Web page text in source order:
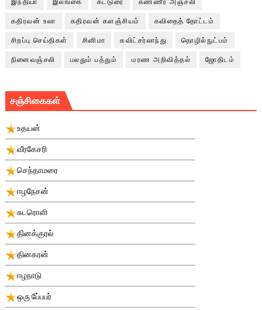
கதிரவன் உலா கதிரவன் களஞ்சியம் கவிதைத் தோட்டம்
சிறப்பு செய்திகள் சினிமா சுவிட்சர்லாந்து தொழில்நுட்பம்
நினைவஞ்சலி பலதும் பத்தும் மரண அறிவித்தல் ஜோதிடம்
சஞ்சிகைகள்
உதயன்
வீரகேசரி
செந்தாமரை
ஈழநேசன்
சுடரொளி
தினக்குரல்
தினகரன்
ஈழநாடு
ஒரு பே்பபர்